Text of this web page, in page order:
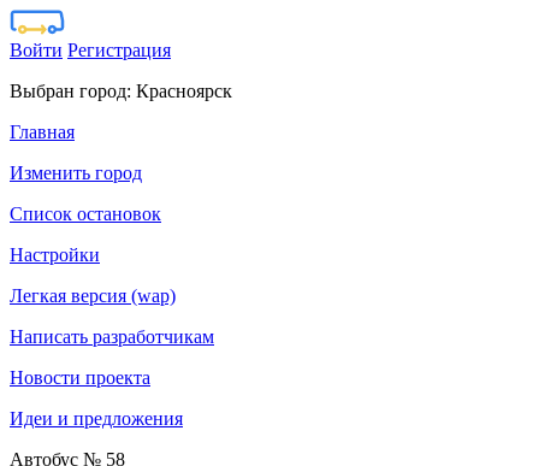
Войти Регистрация
Выбран город: Красноярск
Главная
Изменить город
Список остановок
Настройки
Легкая версия (wap)
Написать разработчикам
Новости проекта
Идеи и предложения
Автобус № 58